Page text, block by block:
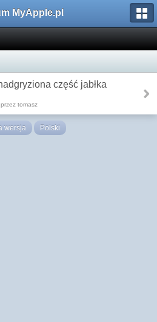
MyApple.pl
część jabłka
przez tomasz
wersja Polski